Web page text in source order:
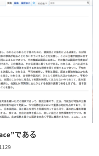
である
1129